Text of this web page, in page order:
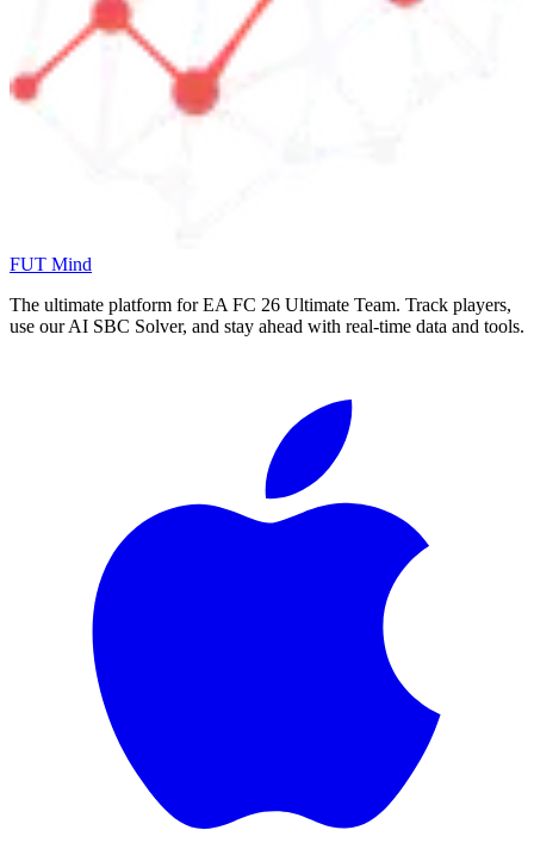
FUT Mind
The ultimate platform for EA FC 26 Ultimate Team. Track players,
use our AI SBC Solver, and stay ahead with real-time data and tools.